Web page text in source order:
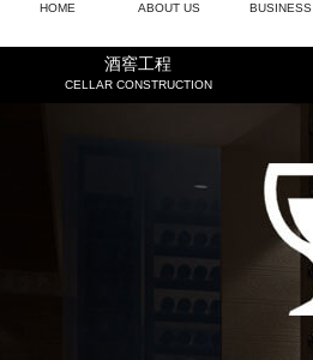
HOME ABOUT US BUSINESS
酒窖工程
CELLAR CONSTRUCTION